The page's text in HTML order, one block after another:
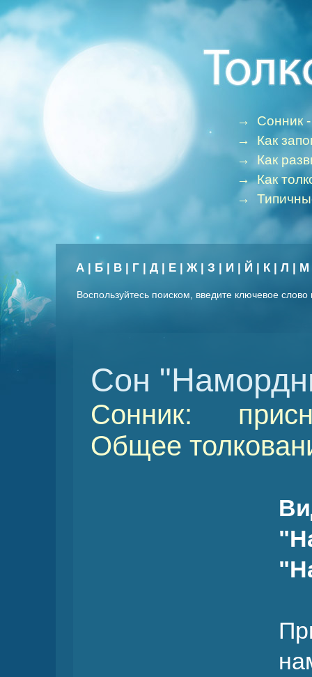
→ Сонник
→ Как
→ Как
→Как
→
А | Б| В | Г | Д | Е | Ж| З | И | Й | К| Л | М
Воспользуйтесь поиском, введите ключевое
Сон
Сонник:
Общее